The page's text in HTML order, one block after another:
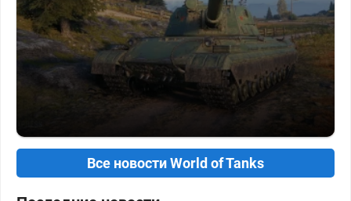
Все новости World of Tanks